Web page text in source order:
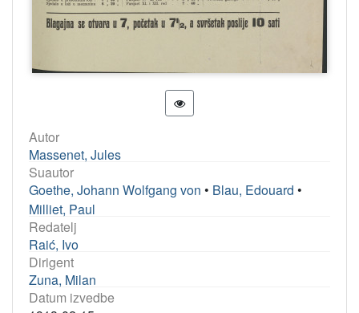
Autor
Massenet, Jules
Suautor
Goethe, Johann Wolfgang von • Blau, Edouard •
Milliet, Paul
Redatelj
Raić, Ivo
Dirigent
Zuna, Milan
Datum izvedbe